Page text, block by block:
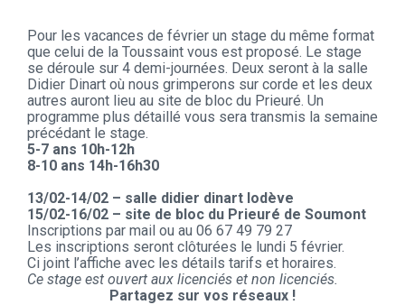
Pour les vacances de février un stage du même format
que celui de la Toussaint vous est proposé. Le stage
se déroule sur 4 demi-journées. Deux seront à la salle
Didier Dinart où nous grimperons sur corde et les deux
autres auront lieu au site de bloc du Prieuré. Un
programme plus détaillé vous sera transmis la semaine
précédant le stage.
5-7 ans 10h-12h
8-10 ans 14h-16h30
13/02-14/02 – salle didier dinart lodève
15/02-16/02 – site de bloc du Prieuré de Soumont
Inscriptions par mail ou au 06 67 49 79 27
Les inscriptions seront clôturées le lundi 5 février.
Ci joint l’affiche avec les détails tarifs et horaires.
Ce stage est ouvert aux licenciés et non licenciés.
Partagez sur vos réseaux !